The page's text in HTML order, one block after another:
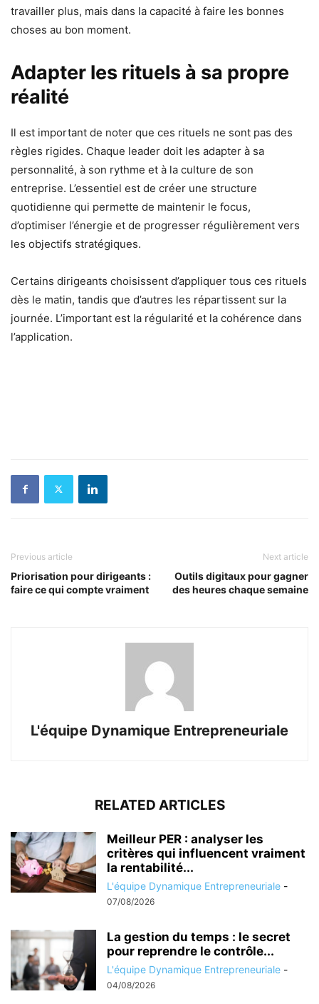
travailler plus, mais dans la capacité à faire les bonnes
choses au bon moment.
Adapter les rituels à sa propre
réalité
Il est important de noter que ces rituels ne sont pas des
règles rigides. Chaque leader doit les adapter à sa
personnalité, à son rythme et à la culture de son
entreprise. L’essentiel est de créer une structure
quotidienne qui permette de maintenir le focus,
d’optimiser l’énergie et de progresser régulièrement vers
les objectifs stratégiques.
Certains dirigeants choisissent d’appliquer tous ces rituels
dès le matin, tandis que d’autres les répartissent sur la
journée. L’important est la régularité et la cohérence dans
l’application.
Previous article
Priorisation pour dirigeants :
faire ce qui compte vraiment
Next article
Outils digitaux pour gagner
des heures chaque semaine
L'équipe Dynamique Entrepreneuriale
RELATED ARTICLES
Meilleur PER : analyser les
critères qui influencent vraiment
la rentabilité...
L'équipe Dynamique Entrepreneuriale -
07/08/2026
La gestion du temps : le secret
pour reprendre le contrôle...
L'équipe Dynamique Entrepreneuriale -
04/08/2026